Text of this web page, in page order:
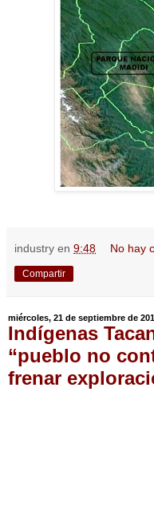
industry en 9:48 No hay
Compartir
miércoles, 21 de septiembre de
Indígenas
“pueblo no
frenar